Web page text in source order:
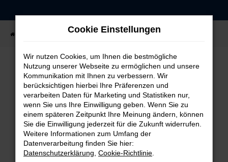
Zum
springen
Fahrzeugangebote Fahrzeug-Showroom
FEHLER: NETWORK ERROR
Beim Laden ist ein Fehler aufgetreten.
Hier sind ein paar Tipps, die dir helfen können:
Überprüfe deine Firewall und deine
Internetverbindung.
Cookie Einstellungen
Wir nutzen Cookies, um Ihnen die bestmögliche
Nutzung unserer Webseite zu ermöglichen und unsere
Kommunikation mit Ihnen zu verbessern. Wir
berücksichtigen hierbei Ihre Präferenzen und
verarbeiten Daten für Marketing und Statistiken nur,
wenn Sie uns Ihre Einwilligung geben. Wenn Sie zu
einem späteren Zeitpunkt Ihre Meinung ändern, können
Sie die Einwilligung jederzeit für die Zukunft widerrufen.
Weitere Informationen zum Umfang der
Datenverarbeitung finden Sie hier:
Datenschutzerklärung Cookie-Richtlinie